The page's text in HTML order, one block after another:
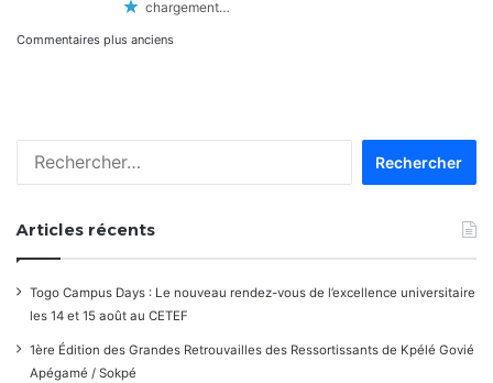
chargement…
Navigation
commentaires
Commentaires plus anciens
Articles récents
Togo Campus Days : Le nouveau rendez-vous de l’excellence universitaire
les 14 et 15 août au CETEF
1ère Édition des Grandes Retrouvailles des Ressortissants de Kpélé Govié
Apégamé / Sokpé